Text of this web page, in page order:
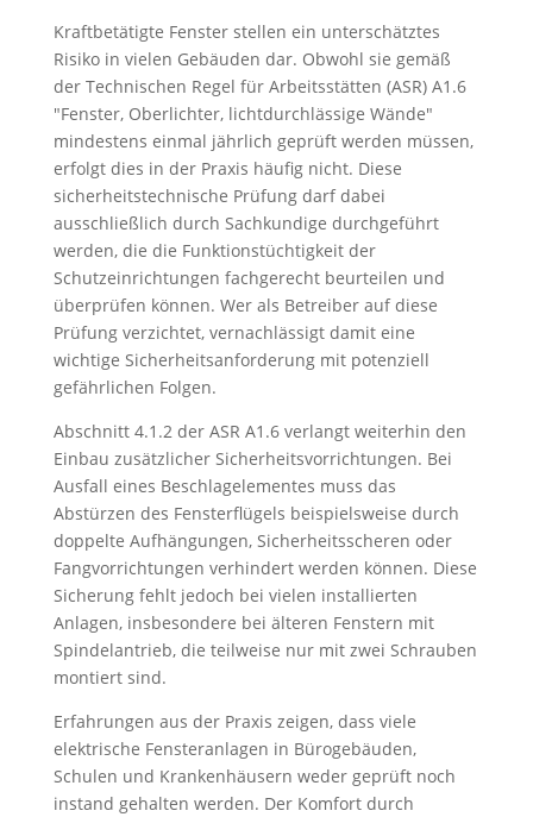
Kraftbetätigte Fenster stellen ein unterschätztes
Risiko in vielen Gebäuden dar. Obwohl sie gemäß
der Technischen Regel für Arbeitsstätten (ASR) A1.6
"Fenster, Oberlichter, lichtdurchlässige Wände"
mindestens einmal jährlich geprüft werden müssen,
erfolgt dies in der Praxis häufig nicht. Diese
sicherheitstechnische Prüfung darf dabei
ausschließlich durch Sachkundige durchgeführt
werden, die die Funktionstüchtigkeit der
Schutzeinrichtungen fachgerecht beurteilen und
überprüfen können. Wer als Betreiber auf diese
Prüfung verzichtet, vernachlässigt damit eine
wichtige Sicherheitsanforderung mit potenziell
gefährlichen Folgen.
Abschnitt 4.1.2 der ASR A1.6 verlangt weiterhin den
Einbau zusätzlicher Sicherheitsvorrichtungen. Bei
Ausfall eines Beschlagelementes muss das
Abstürzen des Fensterflügels beispielsweise durch
doppelte Aufhängungen, Sicherheitsscheren oder
Fangvorrichtungen verhindert werden können. Diese
Sicherung fehlt jedoch bei vielen installierten
Anlagen, insbesondere bei älteren Fenstern mit
Spindelantrieb, die teilweise nur mit zwei Schrauben
montiert sind.
Erfahrungen aus der Praxis zeigen, dass viele
elektrische Fensteranlagen in Bürogebäuden,
Schulen und Krankenhäusern weder geprüft noch
instand gehalten werden. Der Komfort durch